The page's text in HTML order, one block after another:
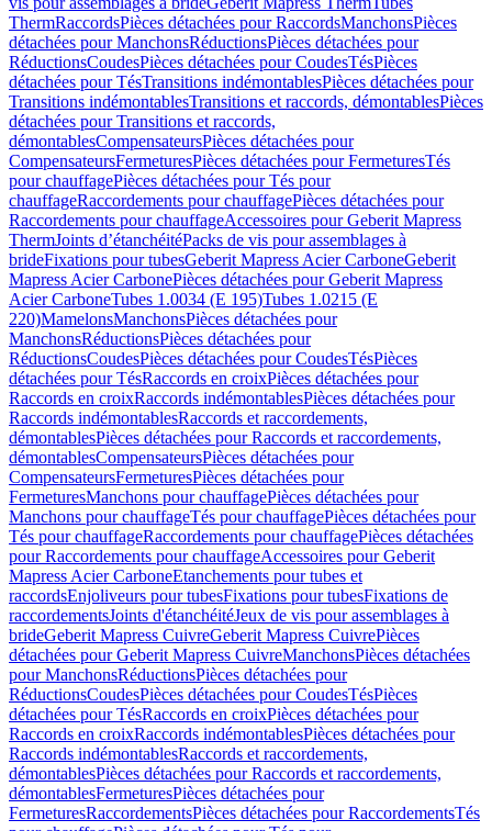
ThermRaccordsPièces détachées pour RaccordsManchonsPièces
détachées pour ManchonsRéductionsPièces détachées pour
RéductionsCoudesPièces détachées pour CoudesTésPièces
détachées pour TésTransitions indémontablesPièces détachées pour
Transitions indémontablesTransitions et raccords, démontablesPièces
détachées pour Transitions et raccords,
démontablesCompensateursPièces détachées pour
CompensateursFermeturesPièces détachées pour FermeturesTés
pour chauffagePièces détachées pour Tés pour
chauffageRaccordements pour chauffagePièces détachées pour
Raccordements pour chauffageAccessoires pour Geberit Mapress
ThermJoints d’étanchéitéPacks de vis pour assemblages à
brideFixations pour tubesGeberit Mapress Acier CarboneGeberit
Mapress Acier CarbonePièces détachées pour Geberit Mapress
Acier CarboneTubes 1.0034 (E 195)Tubes 1.0215 (E
220)MamelonsManchonsPièces détachées pour
ManchonsRéductionsPièces détachées pour
RéductionsCoudesPièces détachées pour CoudesTésPièces
détachées pour TésRaccords en croixPièces détachées pour
Raccords en croixRaccords indémontablesPièces détachées pour
Raccords indémontablesRaccords et raccordements,
démontablesPièces détachées pour Raccords et raccordements,
démontablesCompensateursPièces détachées pour
CompensateursFermeturesPièces détachées pour
FermeturesManchons pour chauffagePièces détachées pour
Manchons pour chauffageTés pour chauffagePièces détachées pour
Tés pour chauffageRaccordements pour chauffagePièces détachées
pour Raccordements pour chauffageAccessoires pour Geberit
Mapress Acier CarboneEtanchements pour tubes et
raccordsEnjoliveurs pour tubesFixations pour tubesFixations de
raccordementsJoints d'étanchéitéJeux de vis pour assemblages à
brideGeberit Mapress CuivreGeberit Mapress CuivrePièces
détachées pour Geberit Mapress CuivreManchonsPièces détachées
pour ManchonsRéductionsPièces détachées pour
RéductionsCoudesPièces détachées pour CoudesTésPièces
détachées pour TésRaccords en croixPièces détachées pour
Raccords en croixRaccords indémontablesPièces détachées pour
Raccords indémontablesRaccords et raccordements,
démontablesPièces détachées pour Raccords et raccordements,
démontablesFermeturesPièces détachées pour
FermeturesRaccordementsPièces détachées pour RaccordementsTés